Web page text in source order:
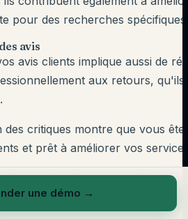
pour des recherches spécifiques.
avis
avis clients implique aussi de
aux retours, qu'ils
des critiques montre que vous
et prêt à améliorer vos
des clients potentiels et
à choisir votre entreprise
une démo →